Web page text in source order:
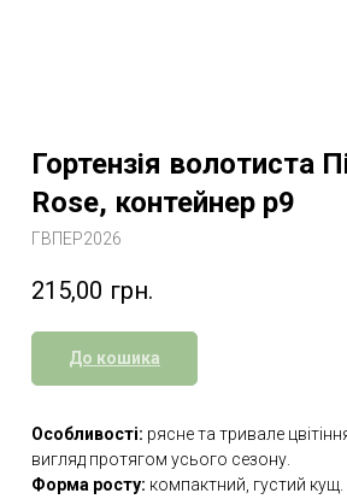
Гортензія волотиста
Rose, контейнер р9
ГВПЕР2026
215,00 грн.
До кошика
Особливості: рясне та тривале
вигляд протягом усього сезону.
Форма росту: компактний, густий кущ.